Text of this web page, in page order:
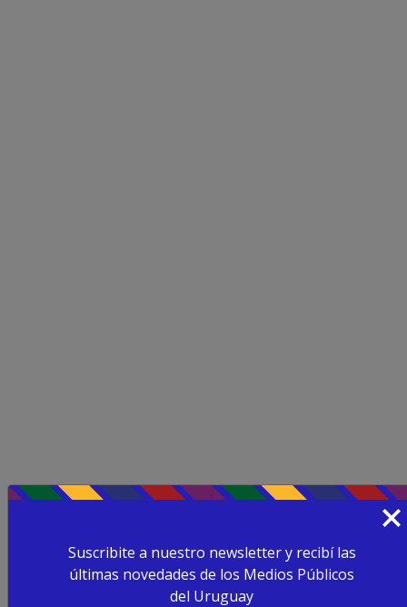
Suscribite a nuestro newsletter y recibí las
últimas novedades de los Medios Públicos
del Uruguay